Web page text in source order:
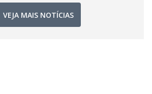
VEJA MAIS NOTÍCIAS